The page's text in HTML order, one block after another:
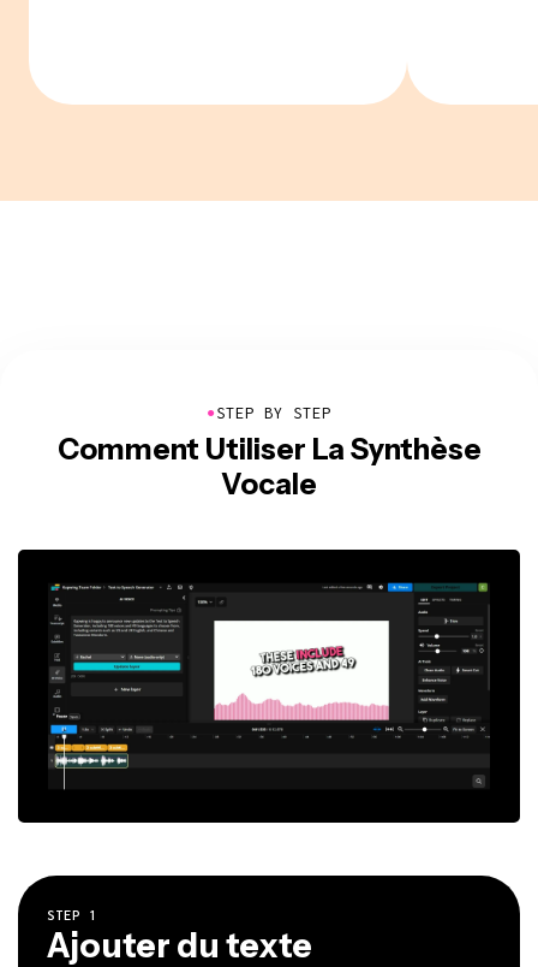
●STEP BY STEP
Comment Utiliser La Synthèse
Vocale
STEP 1
Ajouter du texte